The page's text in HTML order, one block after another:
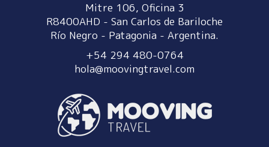
Mitre 106, Oficina 3
R8400AHD - San Carlos de Bariloche
Río Negro - Patagonia - Argentina.
+54 294 480-0764
hola@moovingtravel.com